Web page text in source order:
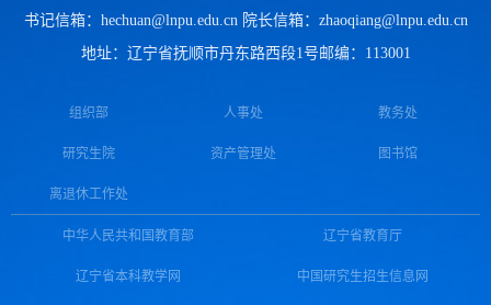
书记信箱：hechuan@lnpu.edu.cn 院长信箱：zhaoqiang@lnpu.edu.cn
地址：辽宁省抚顺市丹东路西段1号 邮编：113001
组织部 人事处 教务处
研究生院 资产管理处 图书馆
离退休工作处
中华人民共和国教育部 辽宁省教育厅
辽宁省本科教学网 中国研究生招生信息网